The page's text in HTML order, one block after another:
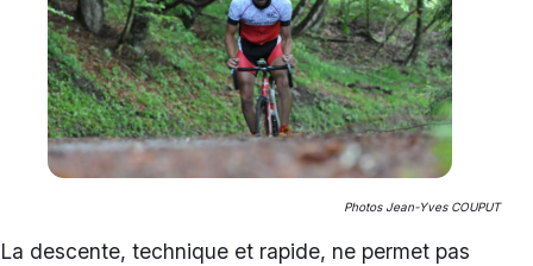
Photos Jean-Yves COUPUT
La descente, technique et rapide, ne permet pas